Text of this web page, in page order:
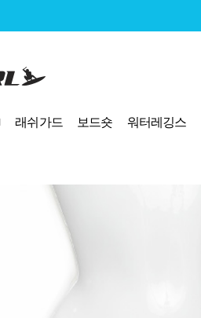
래쉬가드 보드숏 워터레깅스